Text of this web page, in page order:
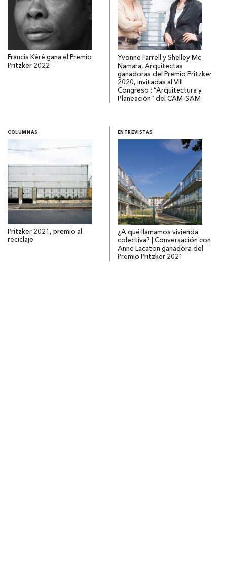
Francis Kéré gana el Premio
Pritzker 2022
Yvonne Farrell y Shelley Mc
Namara, Arquitectas
ganadoras del Premio Pritzker
2020, invitadas al VIII
Congreso : “Arquitectura y
Planeación” del CAM-SAM
COLUMNAS
Pritzker 2021, premio al
reciclaje
ENTREVISTAS
¿A qué llamamos vivienda
colectiva? | Conversación con
Anne Lacaton ganadora del
Premio Pritzker 2021